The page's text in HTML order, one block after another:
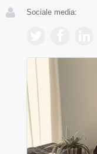
Sociale media: